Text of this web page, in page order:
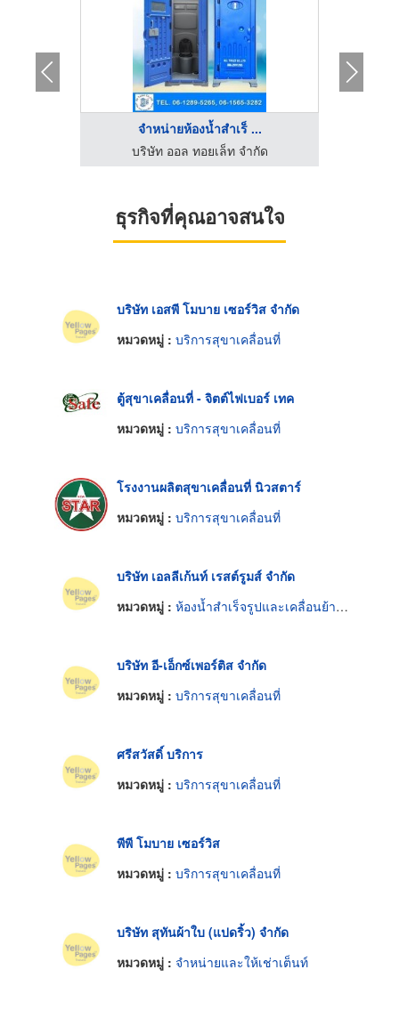
จำหน่ายห้องน้ำสําเร็ ...
บริษัท ออล ทอยเล็ท จำกัด
ธุรกิจที่คุณอาจสนใจ
บริษัท เอสพี โมบาย เซอร์วิส จำกัด
หมวดหมู่ : บริการสุขาเคลื่อนที่
ตู้สุขาเคลื่อนที่ - จิตต์ไฟเบอร์ เทค
หมวดหมู่ : บริการสุขาเคลื่อนที่
โรงงานผลิตสุขาเคลื่อนที่ นิวสตาร์
หมวดหมู่ : บริการสุขาเคลื่อนที่
บริษัท เอลลีเก้นท์ เรสต์รูมส์ จำกัด
หมวดหมู่ : ห้องน้ำสำเร็จรูปและเคลื่อนย้ายได้
บริษัท อี-เอ็กซ์เพอร์ติส จำกัด
หมวดหมู่ : บริการสุขาเคลื่อนที่
ศรีสวัสดิ์ บริการ
หมวดหมู่ : บริการสุขาเคลื่อนที่
พีพี โมบาย เซอร์วิส
หมวดหมู่ : บริการสุขาเคลื่อนที่
บริษัท สุทันผ้าใบ (แปดริ้ว) จำกัด
หมวดหมู่ : จำหน่ายและให้เช่าเต็นท์